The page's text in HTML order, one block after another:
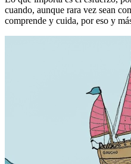
cuando, aunque rara vez sean
comprende y cuida, por eso y